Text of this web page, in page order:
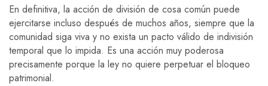
En definitiva, la acción de división de cosa común puede
ejercitarse incluso después de muchos años, siempre que la
comunidad siga viva y no exista un pacto válido de indivisión
temporal que lo impida. Es una acción muy poderosa
precisamente porque la ley no quiere perpetuar el bloqueo
patrimonial.